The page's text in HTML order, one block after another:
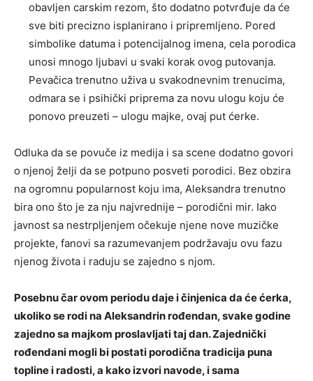
obavljen carskim rezom, što dodatno potvrđuje da će
sve biti precizno isplanirano i pripremljeno. Pored
simbolike datuma i potencijalnog imena, cela porodica
unosi mnogo ljubavi u svaki korak ovog putovanja.
Pevačica trenutno uživa u svakodnevnim trenucima,
odmara se i psihički priprema za novu ulogu koju će
ponovo preuzeti – ulogu majke, ovaj put ćerke.
Odluka da se povuče iz medija i sa scene dodatno govori
o njenoj želji da se potpuno posveti porodici. Bez obzira
na ogromnu popularnost koju ima, Aleksandra trenutno
bira ono što je za nju najvrednije – porodični mir. Iako
javnost sa nestrpljenjem očekuje njene nove muzičke
projekte, fanovi sa razumevanjem podržavaju ovu fazu
njenog života i raduju se zajedno s njom.
Posebnu čar ovom periodu daje i činjenica da će ćerka,
ukoliko se rodi na Aleksandrin rođendan, svake godine
zajedno sa majkom proslavljati taj dan. Zajednički
rođendani mogli bi postati porodična tradicija puna
topline i radosti, a kako izvori navode, i sama